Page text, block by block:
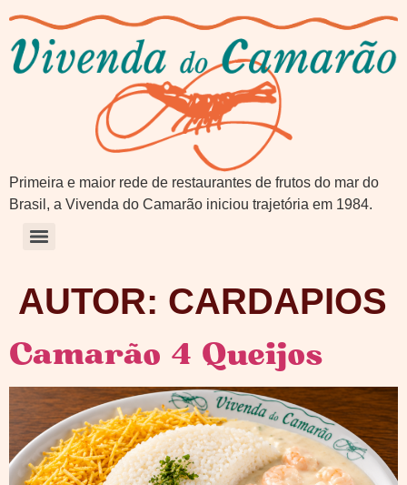
Primeira e maior rede de restaurantes de frutos do mar do
Brasil, a Vivenda do Camarão iniciou trajetória em 1984.
AUTOR: CARDAPIOS
Camarão 4 Queijos